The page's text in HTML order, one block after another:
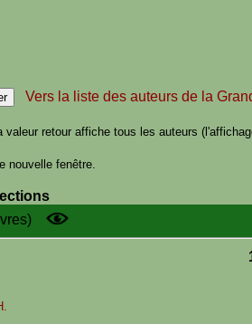
Vers la liste des auteurs de la
retour affiche tous les auteurs
nouvelle fenêtre.